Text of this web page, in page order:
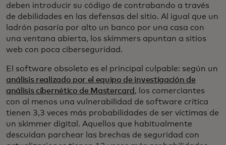
deben introducir su código de contrabando a través
de debilidades en las defensas del sitio. Al igual que un
ladrón pasaría por alto un banco por una casa con
una ventana abierta, los skimmers apuntan a sitios
web con poca ciberseguridad.
El software obsoleto es el principal culpable: según un
análisis realizado por el equipo de investigación de
análisis cibernético de Mastercard , los comerciantes
con al menos una vulnerabilidad de software crítica
tienen 3,3 veces más probabilidades de ser víctimas de
un skimmer digital. Aquellos que habitualmente
descuidan parchear las brechas de seguridad con